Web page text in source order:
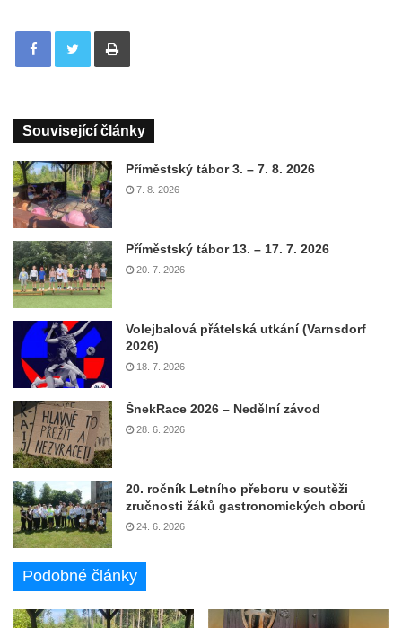
Tisknout
Související články
Příměstský tábor 3. – 7. 8. 2026
7. 8. 2026
Příměstský tábor 13. – 17. 7. 2026
20. 7. 2026
Volejbalová přátelská utkání (Varnsdorf
2026)
18. 7. 2026
ŠnekRace 2026 – Nedělní závod
28. 6. 2026
20. ročník Letního přeboru v soutěži
zručnosti žáků gastronomických oborů
24. 6. 2026
Podobné články